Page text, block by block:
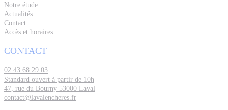
Notre étude
Actualités
Contact
Accès et horaires
CONTACT
02 43 68 29 03
Standard ouvert à partir de 10h
47, rue du Bourny 53000 Laval
contact@lavalencheres.fr